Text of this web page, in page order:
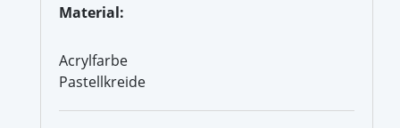
Material:
Acrylfarbe
Pastellkreide